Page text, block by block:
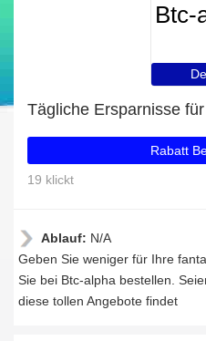
Btc-
Rabatt
19 klickt
Ablauf: N/A
Geben Sie weniger für Ihre
Sie bei Btc-alpha bestellen.
diese tollen Angebote findet